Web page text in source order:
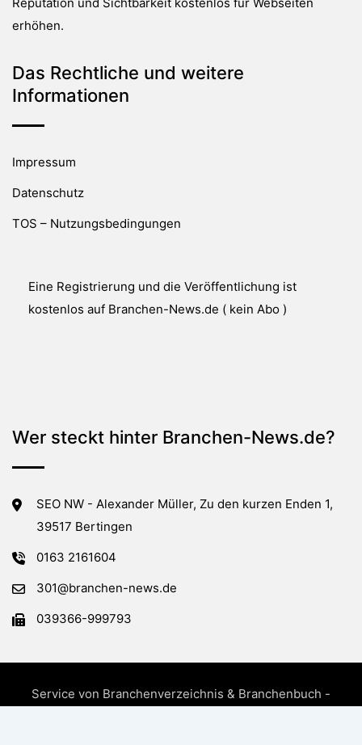
erhöhen.
Das Rechtliche und weitere
Informationen
Impressum
Datenschutz
TOS – Nutzungsbedingungen
Eine Registrierung und die Veröffentlichung ist
kostenlos auf Branchen-News.de ( kein Abo )
Wer steckt hinter Branchen-News.de?
SEO NW - Alexander Müller, Zu den kurzen Enden 1,
39517 Bertingen
0163 2161604
301@branchen-news.de
039366-999793
Service von Branchenverzeichnis & Branchenbuch -